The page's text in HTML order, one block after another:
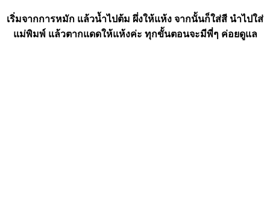
เริ่มจากการหมัก แล้วน้ำไปต้ม ผึ่งให้แห้ง จากนั้นก็ใส่สี นำไปใส่
แม่พิมพ์ แล้วตากแดดให้แห้งค่ะ ทุกขั้นตอนจะมีพี่ๆ ค่อยดูแล